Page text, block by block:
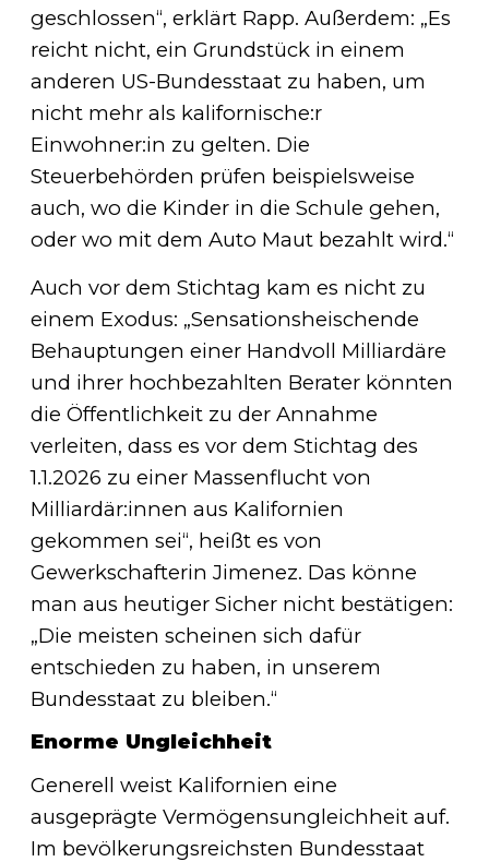
geschlossen“, erklärt Rapp. Außerdem: „Es
reicht nicht, ein Grundstück in einem
anderen US-Bundesstaat zu haben, um
nicht mehr als kalifornische:r
Einwohner:in zu gelten. Die
Steuerbehörden prüfen beispielsweise
auch, wo die Kinder in die Schule gehen,
oder wo mit dem Auto Maut bezahlt wird.“
Auch vor dem Stichtag kam es nicht zu
einem Exodus: „Sensationsheischende
Behauptungen einer Handvoll Milliardäre
und ihrer hochbezahlten Berater könnten
die Öffentlichkeit zu der Annahme
verleiten, dass es vor dem Stichtag des
1.1.2026 zu einer Massenflucht von
Milliardär:innen aus Kalifornien
gekommen sei“, heißt es von
Gewerkschafterin Jimenez. Das könne
man aus heutiger Sicher nicht bestätigen:
„Die meisten scheinen sich dafür
entschieden zu haben, in unserem
Bundesstaat zu bleiben.“
Enorme Ungleichheit
Generell weist Kalifornien eine
ausgeprägte Vermögensungleichheit auf.
Im bevölkerungsreichsten Bundesstaat